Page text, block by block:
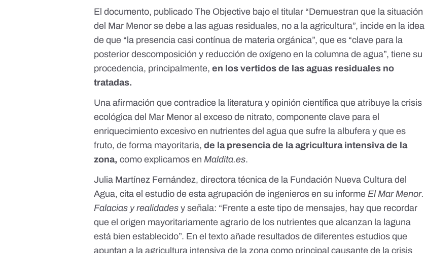
El documento, publicado The Objective bajo el titular “Demuestran que la situación
del Mar Menor se debe a las aguas residuales, no a la agricultura”, incide en la idea
de que “la presencia casi contínua de materia orgánica”, que es “clave para la
posterior descomposición y reducción de oxígeno en la columna de agua”, tiene su
procedencia, principalmente, en los vertidos de las aguas residuales no
tratadas.
Una afirmación que contradice la literatura y opinión científica que atribuye la crisis
ecológica del Mar Menor al exceso de nitrato, componente clave para el
enriquecimiento excesivo en nutrientes del agua que sufre la albufera y que es
fruto, de forma mayoritaria,de la presencia de la agricultura intensiva de la
zona, como explicamos enMaldita.es.
Julia Martínez Fernández, directora técnica de la Fundación Nueva Cultura del
Agua, cita el estudio de esta agrupación de ingenieros en su informeEl Mar Menor.
Falacias y realidades y señala: “Frente a este tipo de mensajes, hay que recordar
que el origen mayoritariamente agrario de los nutrientes que alcanzan la laguna
está bien establecido”. En el texto añade resultados de diferentes estudios que
apuntan a la agricultura intensiva de la zona como principal causante de la crisis